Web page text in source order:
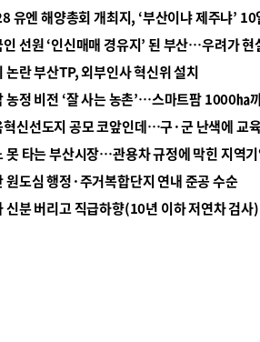
유엔 해양총회 개최지, ‘부산이냐 제주냐’ 10
선원 ‘인신매매 경유지’ 된 부산…우려가 현
란 부산TP, 외부인사 혁신위 설치
타는 부산시장…관용차 규정에 막힌 지역
도심 행정·주거복합단지 연내 준공 수순